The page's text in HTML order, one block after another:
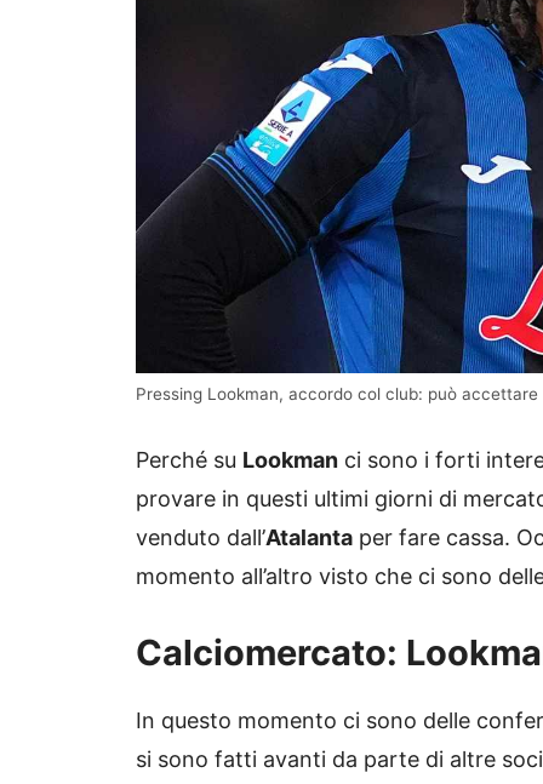
Pressing Lookman, accordo col club: può
Perché su Lookman ci sono i forti
provare in questi ultimi giorni di
venduto dall’Atalanta per fare cassa.
momento all’altro visto che ci sono
Calciomercato:
In questo momento ci sono delle
si sono fatti avanti da parte di altre